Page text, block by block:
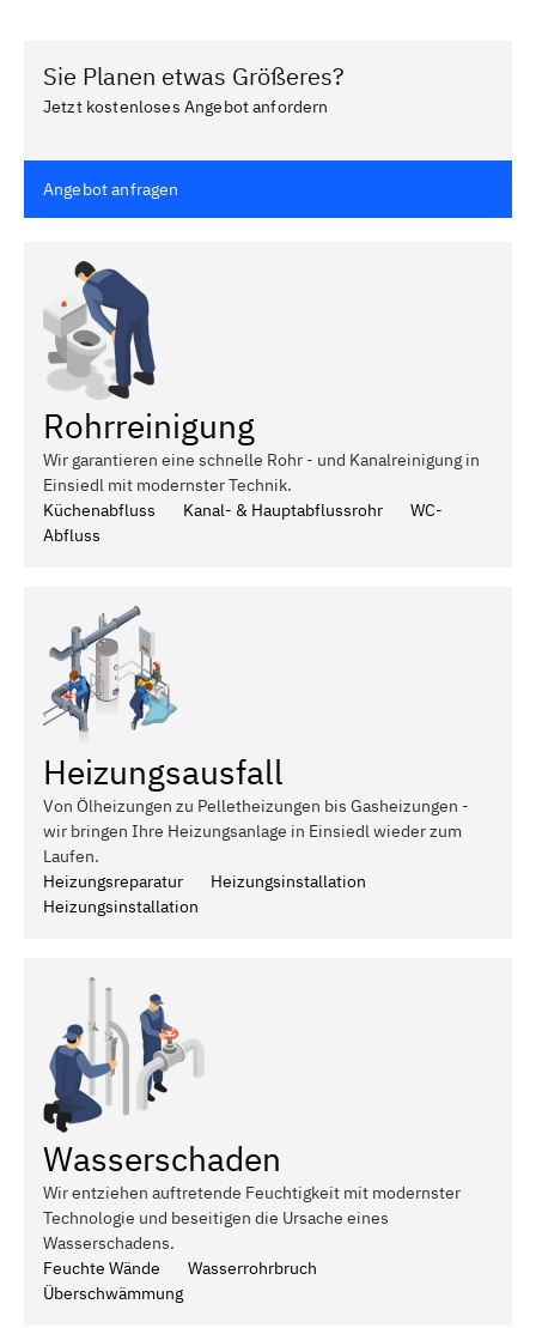
Sie Planen etwas Größeres?
Jetzt kostenloses Angebot anfordern
Angebot anfragen
Rohrreinigung
Wir garantieren eine schnelle Rohr - und Kanalreinigung in
Einsiedl mit modernster Technik.
Küchenabfluss
Kanal- & Hauptabflussrohr
WC-
Abfluss
Heizungsausfall
Von Ölheizungen zu Pelletheizungen bis Gasheizungen -
wir bringen Ihre Heizungsanlage in Einsiedl wieder zum
Laufen.
Heizungsreparatur
Heizungsinstallation
Heizungsinstallation
Wasserschaden
Wir entziehen auftretende Feuchtigkeit mit modernster
Technologie und beseitigen die Ursache eines
Wasserschadens.
Feuchte Wände
Wasserrohrbruch
Überschwämmung